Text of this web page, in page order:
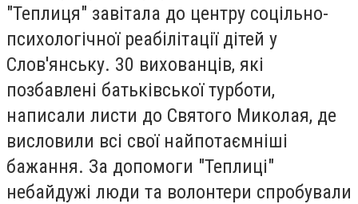
"Теплиця" завітала до центру соцільно-
психологічної реабілітації дітей у
Слов'янську. 30 вихованців, які
позбавлені батьківської турботи,
написали листи до Святого Миколая, де
висловили всі свої найпотаємніші
бажання. За допомоги "Теплиці"
небайдужі люди та волонтери спробували